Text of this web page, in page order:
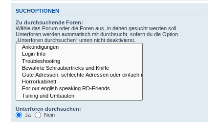
SUCHOPTIONEN
Zu durchsuchende Foren:
Wähle das Forum oder die Foren aus, in denen gesucht werden soll.
Unterforen werden automatisch mit durchsucht, sofern du die Option
„Unterforen durchsuchen“ unten nicht deaktivierst.
Unterforen durchsuchen:
Ja
Nein